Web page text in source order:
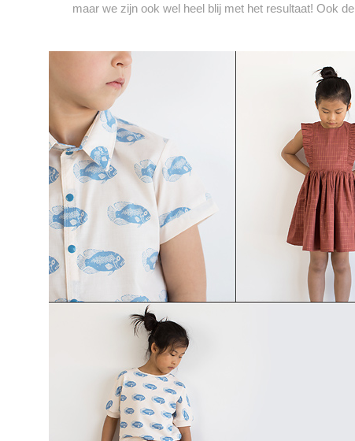
maar we zijn ook wel heel blij met het resultaat! Ook